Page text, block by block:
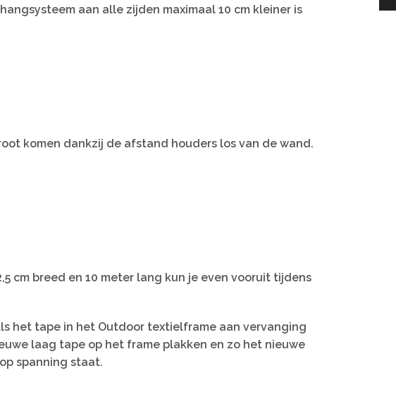
aan alle zijden maximaal 10 cm kleiner is
komen dankzij de afstand houders los van de wand.
cm breed en 10 meter lang kun je even vooruit tijdens
het tape in het Outdoor textielframe aan vervanging
laag tape op het frame plakken en zo het nieuwe
spanning staat.